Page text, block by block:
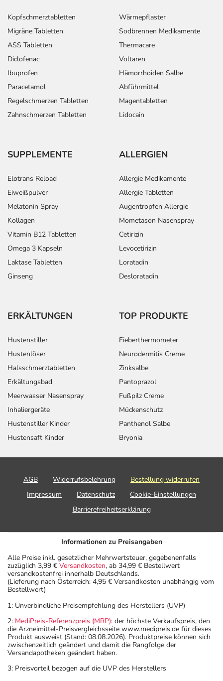
Kopfschmerztabletten
Migräne Tabletten
ASS Tabletten
Diclofenac
Ibuprofen
Paracetamol
Regelschmerzen Tabletten
Zahnschmerzen Tabletten
Wärmepflaster
Sodbrennen Medikamente
Thermacare
Voltaren
Hämorrhoiden Salbe
Abführmittel
Magentabletten
Lidocain
SUPPLEMENTE
Elotrans Reload
Eiweißpulver
Melatonin Spray
Kollagen
Vitamin B12 Tabletten
Omega 3 Kapseln
Laktase Tabletten
Ginseng
ALLERGIEN
Allergie Medikamente
Allergie Tabletten
Augentropfen Allergie
Mometason Nasenspray
Cetirizin
Levocetirizin
Loratadin
Desloratadin
ERKÄLTUNGEN
Hustenstiller
Hustenlöser
Halsschmerztabletten
Erkältungsbad
Meerwasser Nasenspray
Inhaliergeräte
Hustenstiller Kinder
Hustensaft Kinder
TOP PRODUKTE
Fieberthermometer
Neurodermitis Creme
Zinksalbe
Pantoprazol
Fußpilz Creme
Mückenschutz
Panthenol Salbe
Bryonia
AGB Widerrufsbelehrung
Bestellung widerrufen
Impressum
Datenschutz
Cookie-Einstellungen
Barrierefreiheitserklärung
Informationen zu Preisangaben
Alle Preise inkl. gesetzlicher Mehrwertsteuer, gegebenenfalls
zuzüglich 3,99 € Versandkosten, ab 34,99 € Bestellwert
versandkostenfrei innerhalb Deutschlands.
(Lieferung nach Österreich: 4,95 € Versandkosten unabhängig vom
Bestellwert)
1: Unverbindliche Preisempfehlung des Herstellers (UVP)
2: MediPreis-Referenzpreis (MRP): der höchste Verkaufspreis, den
die Arzneimittel-Preisvergleichsseite www.medipreis.de für dieses
Produkt ausweist (Stand: 08.08.2026). Produktpreise können sich
zwischenzeitlich geändert und damit die Rangfolge der
Versandapotheken geändert haben.
3: Preisvorteil bezogen auf die UVP des Herstellers